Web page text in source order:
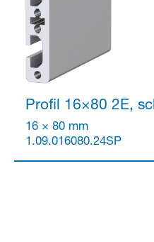
Profil 16×80 2E,
16 × 80 mm
1.09.016080.24SP